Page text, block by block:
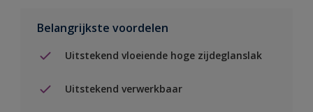
Belangrijkste voordelen
Uitstekend vloeiende hoge zijdeglanslak
Uitstekend verwerkbaar